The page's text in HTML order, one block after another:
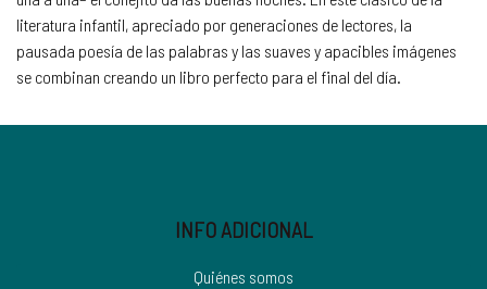
literatura infantil, apreciado por generaciones de lectores, la
pausada poesía de las palabras y las suaves y apacibles imágenes
se combinan creando un libro perfecto para el final del día.
INFO ADICIONAL
Quiénes somos